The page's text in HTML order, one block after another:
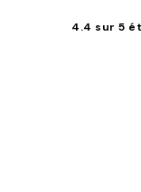
4.4 sur 5